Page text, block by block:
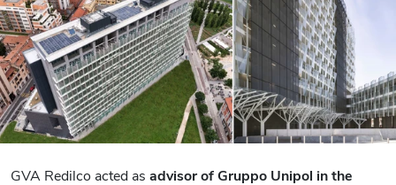
GVA Redilco acted as advisor of Gruppo Unipol in the